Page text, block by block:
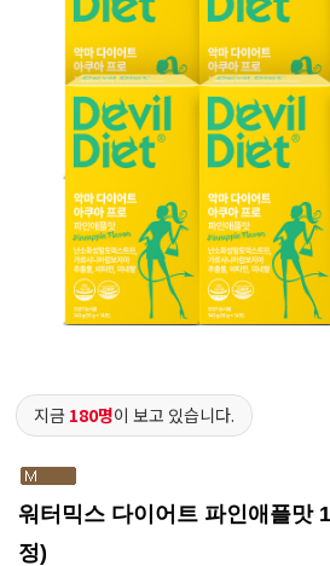
지금 180명이 보고 있습니다.
워터믹스 다이어트 파인애플맛
정)